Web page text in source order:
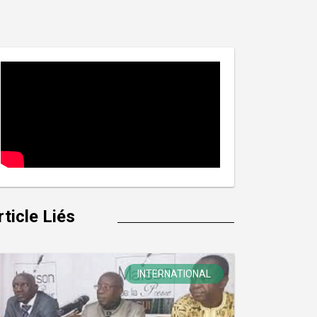
Liés
INTERNATIONAL